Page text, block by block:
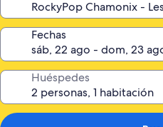
Fechas
Huéspedes